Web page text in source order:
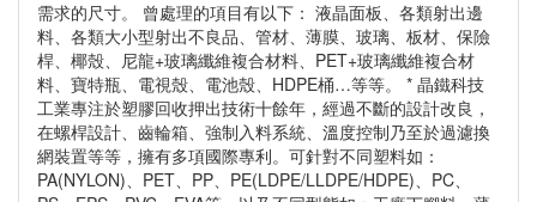
需求的尺寸。 曾處理的項目有以下： 液晶面板、各類射出邊
料、各類大小型射出不良品、管材、薄膜、玻璃、板材、保險
桿、椰殼、尼龍+玻璃纖維複合材料、PET+玻璃纖維複合材
料、寶特瓶、電視殼、電池殼、HDPE桶…等等。 * 晶鐵科技
工業專注於塑膠回收押出技術十餘年，經過不斷的設計改良，
在螺桿設計、齒輪箱、強制入料系統、溫度控制乃至於過濾換
網裝置等等，擁有多項國際專利。可針對不同塑料如：
PA(NYLON)、PET、PP、PE(LDPE/LLDPE/HDPE)、PC、